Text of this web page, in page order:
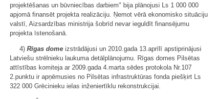
projektēšanas un būvniecības darbiem" bija plānojusi Ls 1 000 000
apjomā finansēt projekta realizāciju. Ņemot vērā ekonomisko situāciju
valstī, Aizsardzības ministrija šobrīd nevar ieguldīt finansējumu
projekta īstenošanā.
4) Rīgas dome izstrādājusi un 2010.gada 13.aprīlī apstiprinājusi
Latviešu strēlnieku laukuma detālplānojumu. Rīgas domes Pilsētas
attīstības komiteja ar 2009.gada 4.marta sēdes protokola Nr.107
2.punktu ir apņēmusies no Pilsētas infrastruktūras fonda piešķirt Ls
322 000 Grēcinieku ielas inženiertīklu rekonstrukcijai.